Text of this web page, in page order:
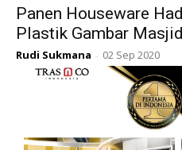
Panen Houseware
Plastik Gambar Masjid
Rudi Sukmana - 02 Sep 2020